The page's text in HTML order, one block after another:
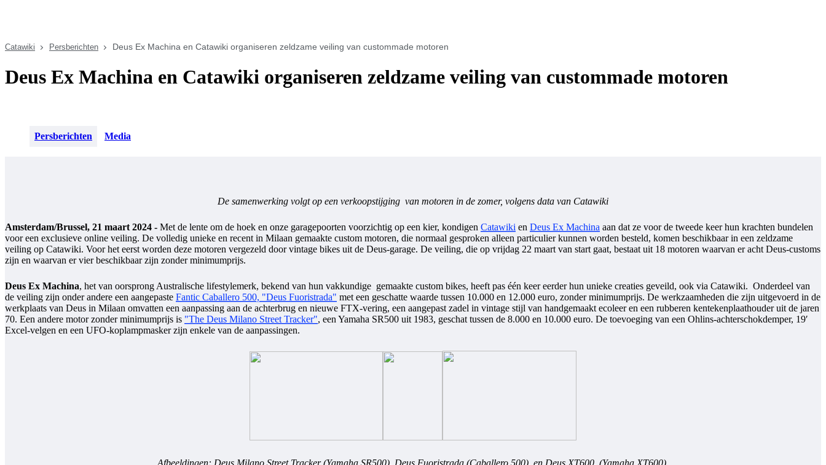
Catawiki Persberichten Deus Ex Machina en Catawiki organiseren zeldzame veiling van custommade motoren
Deus Ex Machina en Catawiki organiseren zeldzame veiling van custommade motoren
Persberichten Media
De samenwerking volgt op een verkoopstijging van motoren in de zomer, volgens data van Catawiki
Amsterdam/Brussel, 21 maart 2024 - Met de lente om de hoek en onze garagepoorten voorzichtig op een kier, kondigen Catawiki en Deus Ex Machina aan dat ze voor de tweede keer hun krachten bundelen
voor een exclusieve online veiling. De volledig unieke en recent in Milaan gemaakte custom motoren, die normaal gesproken alleen particulier kunnen worden besteld, komen beschikbaar in een zeldzame
veiling op Catawiki. Voor het eerst worden deze motoren vergezeld door vintage bikes uit de Deus-garage. De veiling, die op vrijdag 22 maart van start gaat, bestaat uit 18 motoren waarvan er acht Deus-customs
zijn en waarvan er vier beschikbaar zijn zonder minimumprijs.
Deus Ex Machina, het van oorsprong Australische lifestylemerk, bekend van hun vakkundige gemaakte custom bikes, heeft pas één keer eerder hun unieke creaties geveild, ook via Catawiki. Onderdeel van
de veiling zijn onder andere een aangepaste Fantic Caballero 500, "Deus Fuoristrada" met een geschatte waarde tussen 10.000 en 12.000 euro, zonder minimumprijs. De werkzaamheden die zijn uitgevoerd in de
werkplaats van Deus in Milaan omvatten een aanpassing aan de achterbrug en nieuwe FTX-vering, een aangepast zadel in vintage stijl van handgemaakt ecoleer en een rubberen kentekenplaathouder uit de jaren
70. Een andere motor zonder minimumprijs is "The Deus Milano Street Tracker", een Yamaha SR500 uit 1983, geschat tussen de 8.000 en 10.000 euro. De toevoeging van een Ohlins-achterschokdemper, 19′
Excel-velgen en een UFO-koplampmasker zijn enkele van de aanpassingen.
Afbeeldingen: Deus Milano Street Tracker (Yamaha SR500), Deus Fuoristrada (Caballero 500), en Deus XT600, (Yamaha XT600)